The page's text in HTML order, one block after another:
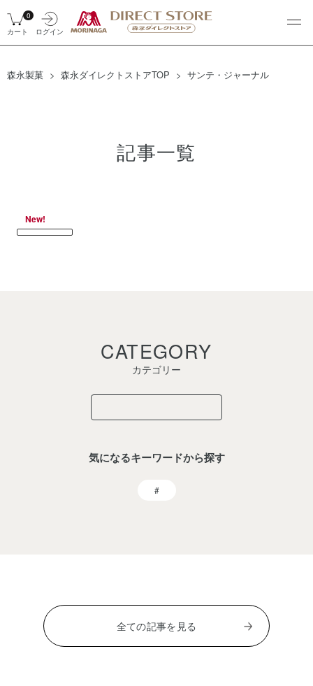
ログイン
0
カート
森永製菓 森永ダイレクトストアTOP サンテ・ジャーナル
記事一覧
New!
CATEGORY
カテゴリー
気になるキーワードから探す
全ての記事を見る